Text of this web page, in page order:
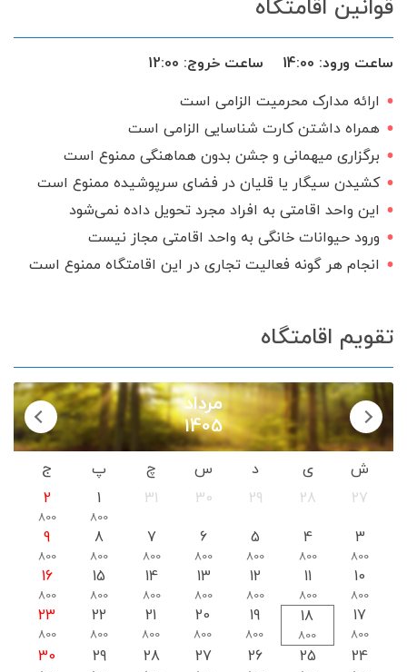
اجاق گاز
درب ریموت دارقوانین اقامتگاه
ساعت ورود: 14:00 ساعت خروج: 12:00
ارائه مدارک محرمیت الزامی است
همراه داشتن کارت شناسایی الزامی است
برگزاری میهمانی و جشن بدون هماهنگی ممنوع است
کشیدن سیگار یا قلیان در فضای سرپوشیده ممنوع است
این واحد اقامتی به افراد مجرد تحویل داده نمی‌شود
ورود حیوانات خانگی به واحد اقامتی مجاز نیست
انجام هر گونه فعالیت تجاری در این اقامتگاه ممنوع است
تقویم اقامتگاه
مرداد
1405
ش ی د س چ پ
ج
27
28
29
30
31
1
800
2
800
3
800
4
800
5
800
6
800
7
800
8
800
9
800
10
800
11
800
12
800
13
800
14
800
15
800
16
800
17
800
18
800
19
800
20
800
21
800
22
800
23
800
24
25
26
27
28
29
30